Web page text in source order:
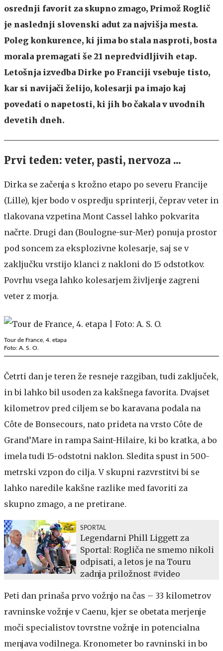
osrednji favorit za skupno zmago, Primož Roglič
je naslednji slovenski adut za najvišja mesta.
Poleg konkurence, ki jima bo stala nasproti, bosta
morala premagati še 21 nepredvidljivih etap.
Letošnja izvedba Dirke po Franciji vsebuje tisto,
kar si navijači želijo, kolesarji pa imajo kaj
povedati o napetosti, ki jih bo čakala v uvodnih
devetih dneh.
Prvi teden: veter, pasti, nervoza ...
Dirka se začenja s krožno etapo po severu Francije
(Lille), kjer bodo v ospredju sprinterji, čeprav veter in
tlakovana vzpetina Mont Cassel lahko pokvarita
načrte. Drugi dan (Boulogne-sur-Mer) ponuja prostor
pod soncem za eksplozivne kolesarje, saj se v
zaključku vrstijo klanci z nakloni do 15 odstotkov.
Povrhu vsega lahko kolesarjem življenje zagreni
veter z morja.
Tour de France, 4. etapa
Foto: A. S. O.
Četrti dan je teren že resneje razgiban, tudi zaključek,
in bi lahko bil usoden za kakšnega favorita. Dvajset
kilometrov pred ciljem se bo karavana podala na
Côte de Bonsecours, nato prideta na vrsto Côte de
Grand’Mare in rampa Saint-Hilaire, ki bo kratka, a bo
imela tudi 15-odstotni naklon. Sledita spust in 500-
metrski vzpon do cilja. V skupni razvrstitvi bi se
lahko naredile kakšne razlike med favoriti za
skupno zmago, a ne pretirane.
SPORTAL
Legendarni Phill Liggett za
Sportal: Rogliča ne smemo nikoli
odpisati, a letos je na Touru
zadnja priložnost #video
Peti dan prinaša prvo vožnjo na čas – 33 kilometrov
ravninske vožnje v Caenu, kjer se obetata merjenje
moči specialistov tovrstne vožnje in potencialna
menjava vodilnega. Kronometer bo ravninski in bo